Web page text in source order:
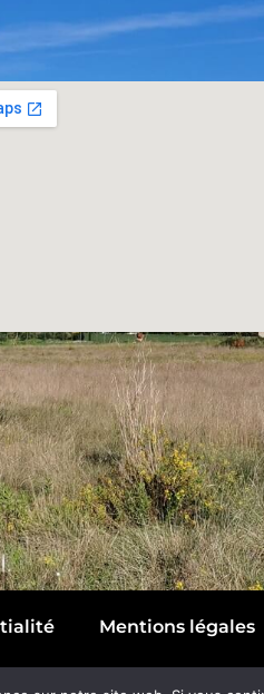
Mentions légales